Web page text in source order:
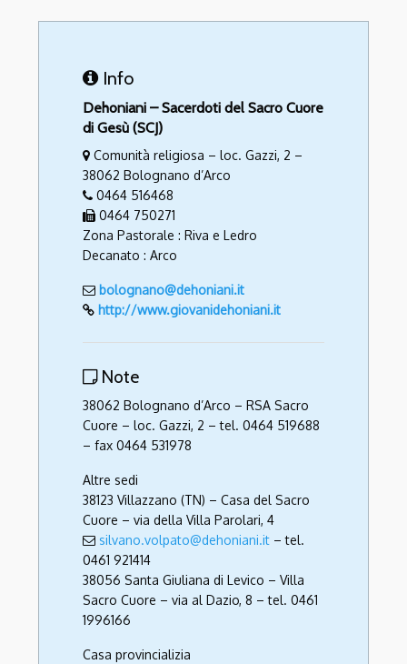
Info
Dehoniani – Sacerdoti del Sacro Cuore
di Gesù (SCJ)
Comunità religiosa – loc. Gazzi, 2 –
38062 Bolognano d’Arco
0464 516468
0464 750271
Zona Pastorale : Riva e Ledro
Decanato : Arco
bolognano@dehoniani.it
http://www.giovanidehoniani.it
Note
38062 Bolognano d’Arco – RSA Sacro
Cuore – loc. Gazzi, 2 – tel. 0464 519688
– fax 0464 531978
Altre sedi
38123 Villazzano (TN) – Casa del Sacro
Cuore – via della Villa Parolari, 4
silvano.volpato@dehoniani.it – tel.
0461 921414
38056 Santa Giuliana di Levico – Villa
Sacro Cuore – via al Dazio, 8 – tel. 0461
1996166
Casa provincializia